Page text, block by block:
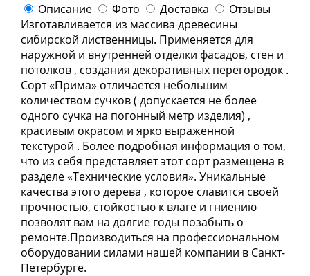
Описание Фото Доставка
Отзывы
Изготавливается из массива древесины
сибирской лиственницы. Применяется для
наружной и внутренней отделки фасадов, стен и
потолков , создания декоративных перегородок .
Сорт «Прима» отличается небольшим
количеством cучков ( допускается не более
одного сучка на погонный метр изделия) ,
красивым окрасом и ярко выраженной
текстурой . Более подробная информация о том,
что из себя представляет этот сорт размещена в
разделе «Технические условия». Уникальные
качества этого дерева , которое славится своей
прочностью, стойкостью к влаге и гниению
позволят вам на долгие годы позабыть о
ремонте.Производиться на профессиональном
оборудовании силами нашей компании в Санкт-
Петербурге.